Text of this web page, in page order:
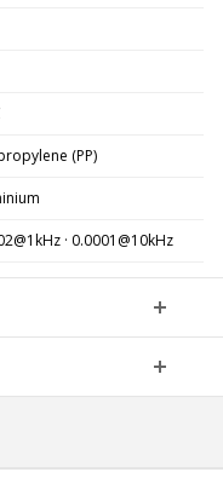
(PP)
· 0.0001@10kHz